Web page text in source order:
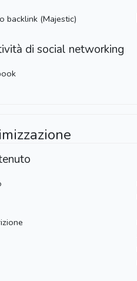
backlink (Majestic)
di social networking